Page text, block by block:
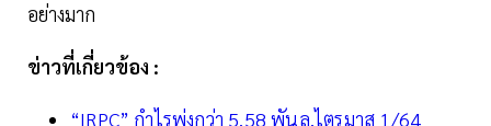
อย่างมาก
ข่าวที่เกี่ยวข้อง :
“IRPC” กำไรพุ่งกว่า 5.58 พันล.ไตรมาส 1/64